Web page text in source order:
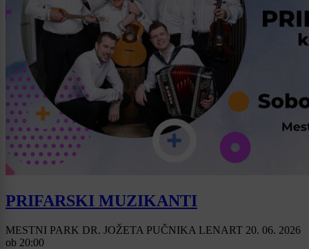
PRIFARSKI MUZIKANTI
MESTNI PARK DR. JOŽETA PUČNIKA LENART 20. 06. 2026
ob 20:00